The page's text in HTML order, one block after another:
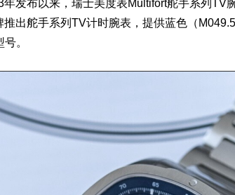
年发布以来，瑞士美度表Multifort舵手系列TV
出舵手系列TV计时腕表 ，提供蓝色（
。